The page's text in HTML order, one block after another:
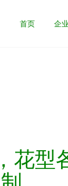
首页 企
花型